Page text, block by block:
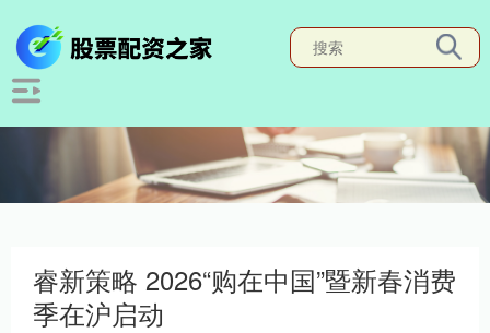
睿新策略 2026“购在中国”暨新春消费
季在沪启动